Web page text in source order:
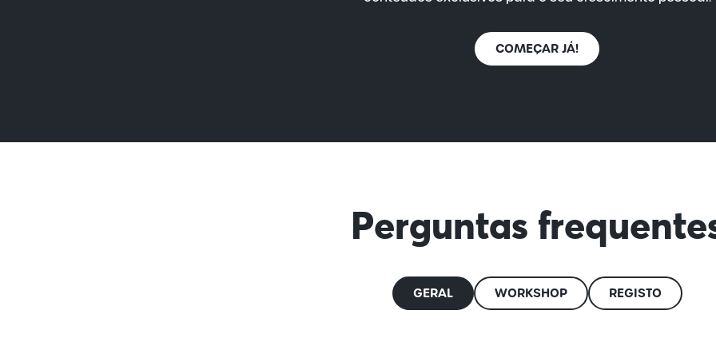
COMEÇAR JÁ!
Perguntas
GERAL WORKSHOP REGISTO